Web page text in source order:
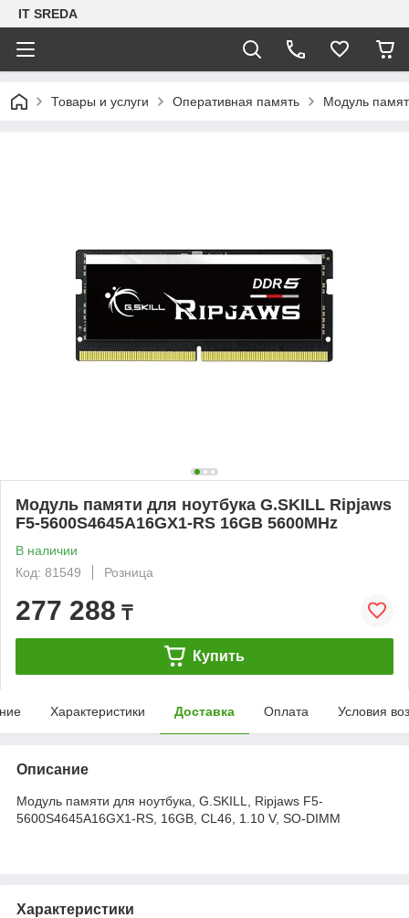
IT SREDA
Товары и услуги Оперативная память Модуль
Модуль памяти для ноутбука G.SKILL Ripjaws
F5-5600S4645A16GX1-RS 16GB 5600MHz
В наличии
Код: 81549
Розница
277 288 ₸
Купить
Характеристики Доставка Оплата Условия
Описание
Модуль памяти для ноутбука, G.SKILL, Ripjaws F5-
5600S4645A16GX1-RS, 16GB, CL46, 1.10 V, SO-DIMM
Характеристики